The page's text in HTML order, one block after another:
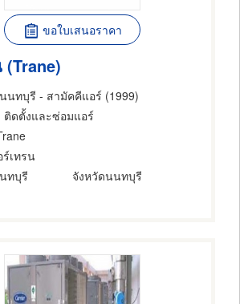
ขอใบเสนอราคา
(Trane)
นทบุรี - สามัคคีแอร์ (1999)
ติดตั้งและซ่อมแอร์
ร์เทรน
ทบุรี
จังหวัดนนทบุรี